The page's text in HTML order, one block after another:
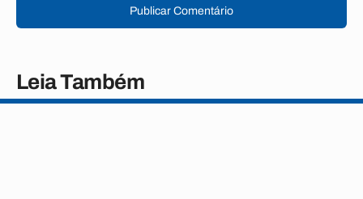
Publicar Comentário
Leia Também